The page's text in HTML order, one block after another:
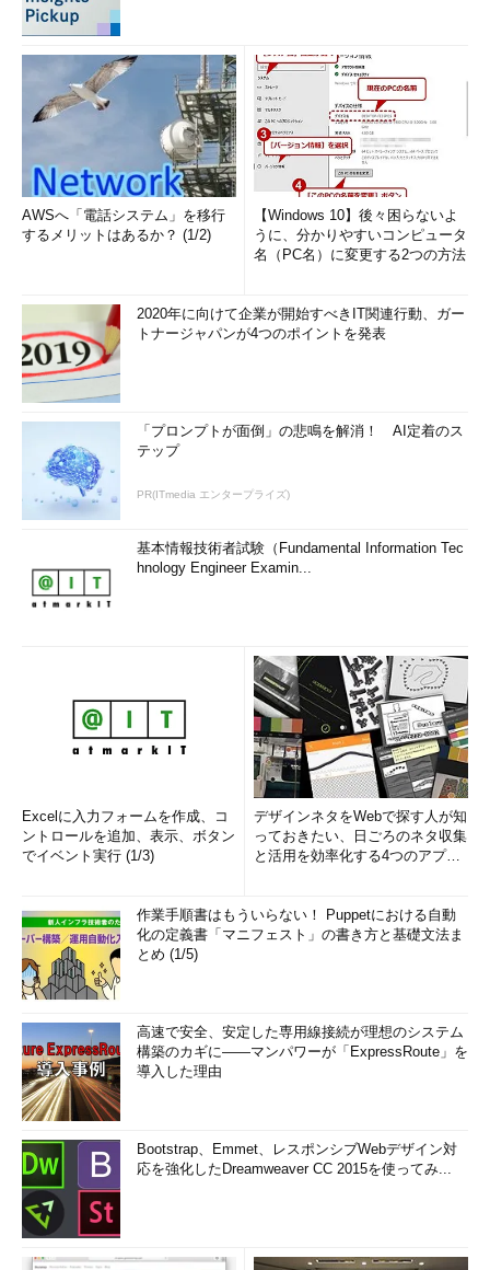
AWSへ「電話システム」を移行
するメリットはあるか？ (1/2)
【Windows 10】後々困らないよ
うに、分かりやすいコンピュータ
名（PC名）に変更する2つの方法
2020年に向けて企業が開始すべきIT関連行動、ガー
トナージャパンが4つのポイントを発表
「プロンプトが面倒」の悲鳴を解消！ AI定着のス
テップ
PR(ITmedia エンタープライズ)
基本情報技術者試験（Fundamental Information Tec
hnology Engineer Examin...
Excelに入力フォームを作成、コ
ントロールを追加、表示、ボタン
でイベント実行 (1/3)
デザインネタをWebで探す人が知
っておきたい、日ごろのネタ収集
と活用を効率化する4つのアプリ
作業手順書はもういらない！ Puppetにおける自動
化の定義書「マニフェスト」の書き方と基礎文法ま
とめ (1/5)
高速で安全、安定した専用線接続が理想のシステム
構築のカギに――マンパワーが「ExpressRoute」を
導入した理由
Bootstrap、Emmet、レスポンシブWebデザイン対
応を強化したDreamweaver CC 2015を使ってみ...